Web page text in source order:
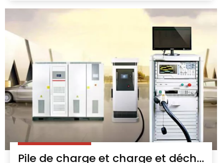
électriques de secours sont composées de
Pile de charge et charge et décharge de batterie au lithium